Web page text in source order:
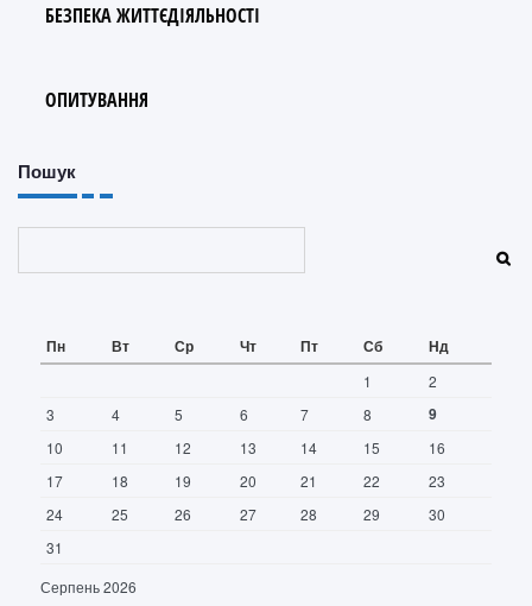
БЕЗПЕКА ЖИТТЄДІЯЛЬНОСТІ
ОПИТУВАННЯ
Пошук
Серпень 2026
Пн Вт Ср Чт Пт Сб Нд
1
2
3
4 5 6 7 8 9
10 11 12 13 14 15
16
17
18 19 20 21 22
23
24
25 26 27 28 29
30
31